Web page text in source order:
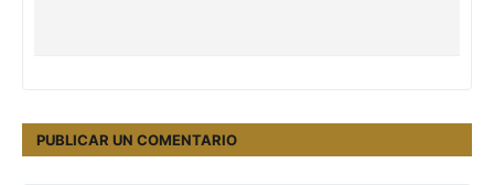
PUBLICAR UN COMENTARIO